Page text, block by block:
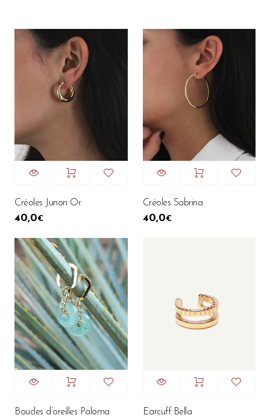
Créoles Junon Or
40,0€
Créoles Sabrina
40,0€
Boucles d’oreilles Paloma Earcuff Bella